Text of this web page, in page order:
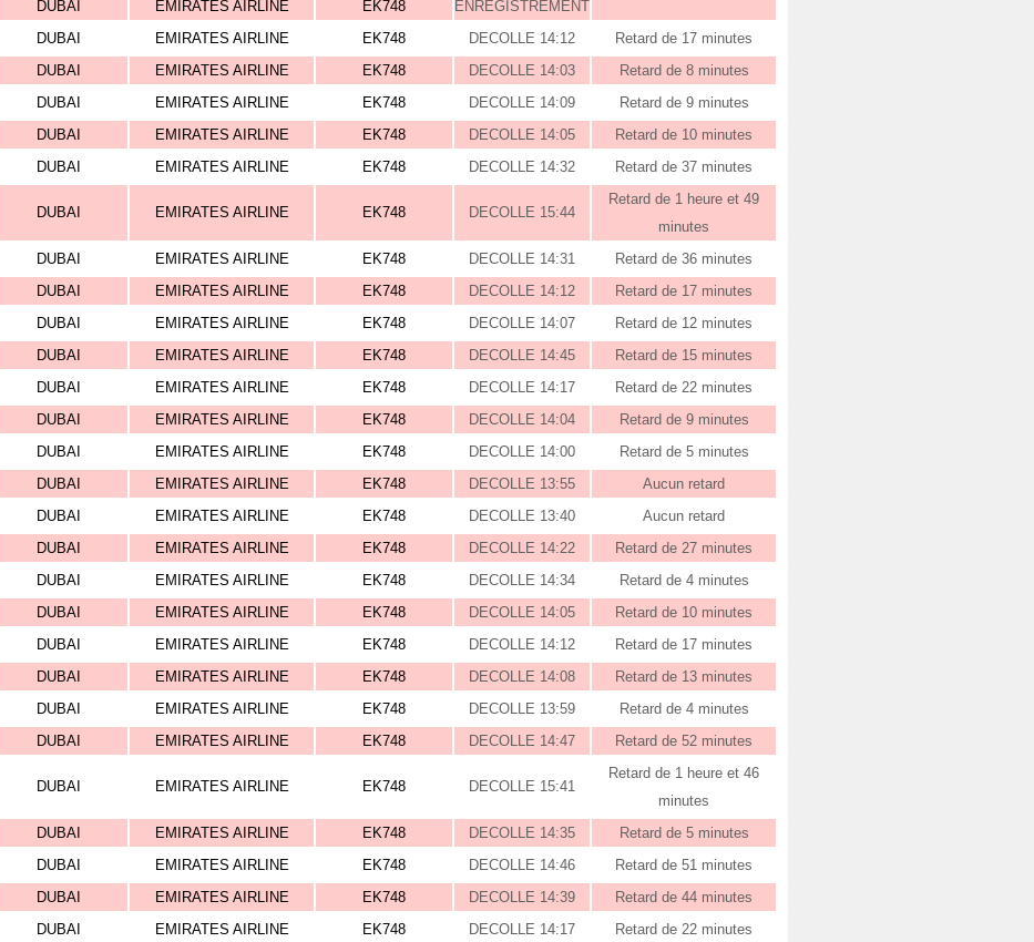
DUBAI EMIRATES AIRLINE EK748
ENREGISTREMENT
DUBAI EMIRATES AIRLINE EK748 DECOLLE 14:12
Retard de 17 minutes
DUBAI EMIRATES AIRLINE EK748 DECOLLE 14:03
Retard de 8 minutes
DUBAI EMIRATES AIRLINE EK748 DECOLLE 14:09
Retard de 9 minutes
DUBAI EMIRATES AIRLINE EK748 DECOLLE 14:05
Retard de 10 minutes
DUBAI EMIRATES AIRLINE EK748 DECOLLE 14:32 Retard de 37 minutes
DUBAI EMIRATES AIRLINE EK748 DECOLLE 15:44
Retard de 1 heure et 49
minutes
DUBAI EMIRATES AIRLINE EK748 DECOLLE 14:31
Retard de 36 minutes
DUBAI EMIRATES AIRLINE EK748 DECOLLE 14:12
Retard de 17 minutes
DUBAI EMIRATES AIRLINE EK748 DECOLLE 14:07
Retard de 12 minutes
DUBAI EMIRATES AIRLINE EK748 DECOLLE 14:45
Retard de 15 minutes
DUBAI EMIRATES AIRLINE EK748 DECOLLE 14:17
Retard de 22 minutes
DUBAI EMIRATES AIRLINE EK748 DECOLLE 14:04
Retard de 9 minutes
DUBAI EMIRATES AIRLINE EK748 DECOLLE 14:00
Retard de 5 minutes
DUBAI EMIRATES AIRLINE EK748 DECOLLE 13:55
Aucun retard
DUBAI EMIRATES AIRLINE EK748 DECOLLE 13:40
Aucun retard
DUBAI EMIRATES AIRLINE EK748 DECOLLE 14:22
Retard de 27 minutes
DUBAI EMIRATES AIRLINE EK748 DECOLLE 14:34
Retard de 4 minutes
DUBAI EMIRATES AIRLINE EK748 DECOLLE 14:05
Retard de 10 minutes
DUBAI EMIRATES AIRLINE EK748 DECOLLE 14:12
Retard de 17 minutes
DUBAI EMIRATES AIRLINE EK748 DECOLLE 14:08
Retard de 13 minutes
DUBAI EMIRATES AIRLINE EK748 DECOLLE 13:59
Retard de 4 minutes
DUBAI EMIRATES AIRLINE EK748 DECOLLE 14:47 Retard de 52 minutes
DUBAI EMIRATES AIRLINE EK748 DECOLLE 15:41
Retard de 1 heure et 46
minutes
DUBAI EMIRATES AIRLINE EK748 DECOLLE 14:35
Retard de 5 minutes
DUBAI EMIRATES AIRLINE EK748 DECOLLE 14:46
Retard de 51 minutes
DUBAI EMIRATES AIRLINE EK748 DECOLLE 14:39
Retard de 44 minutes
DUBAI EMIRATES AIRLINE EK748 DECOLLE 14:17 Retard de 22 minutes